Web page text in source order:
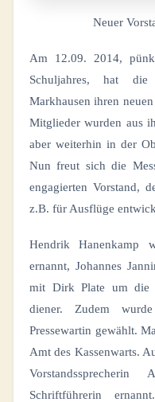
Neuer
Am 12.09. 2014,
Schuljahres, hat die
Markhausen ihren
Mitglieder wurden aus
aber weiterhin in der
Nun freut sich die
engagierten Vorstand,
z.B. für Ausflüge
Hendrik Hanenkamp
ernannt, Johannes
mit Dirk Plate um die
diener. Zudem
Pressewartin gewählt.
Amt des Kassenwarts.
Schriftführerin